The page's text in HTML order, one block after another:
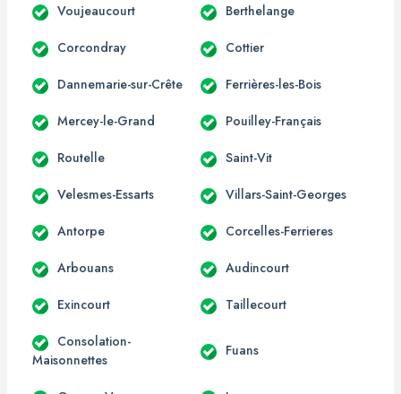
Voujeaucourt Berthelange
Corcondray Cottier
Dannemarie-sur-Crête Ferrières-les-Bois
Mercey-le-Grand Pouilley-Français
Routelle Saint-Vit
Velesmes-Essarts Villars-Saint-Georges
Antorpe Corcelles-Ferrieres
Arbouans Audincourt
Exincourt Taillecourt
Consolation-
Maisonnettes
Fuans